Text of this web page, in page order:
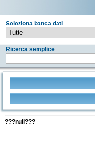
Seleziona banca dati
Ricerca semplice
???null???